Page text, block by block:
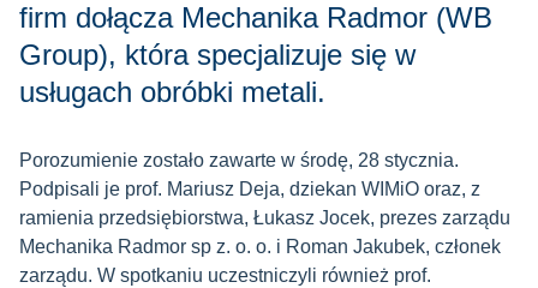
firm dołącza Mechanika Radmor (WB
Group), która specjalizuje się w
usługach obróbki metali.
Porozumienie zostało zawarte w środę, 28 stycznia.
Podpisali je prof. Mariusz Deja, dziekan WIMiO oraz, z
ramienia przedsiębiorstwa, Łukasz Jocek, prezes zarządu
Mechanika Radmor sp z. o. o. i Roman Jakubek, członek
zarządu. W spotkaniu uczestniczyli również prof.